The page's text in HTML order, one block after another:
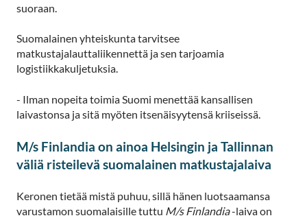
suoraan.
Suomalainen yhteiskunta tarvitsee
matkustajalauttaliikennettä ja sen tarjoamia
logistiikkakuljetuksia.
- Ilman nopeita toimia Suomi menettää kansallisen
laivastonsa ja sitä myöten itsenäisyytensä kriiseissä.
M/s Finlandia on ainoa Helsingin ja Tallinnan
väliä risteilevä suomalainen matkustajalaiva
Keronen tietää mistä puhuu, sillä hänen luotsaamansa
varustamon suomalaisille tuttu M/s Finlandia-laiva on